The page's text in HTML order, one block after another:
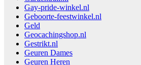
Gay-pride-winkel.nl
Geboorte-feestwinkel.nl
Geld
Geocachingshop.nl
Gestrikt.nl
Geuren Dames
Geuren Heren